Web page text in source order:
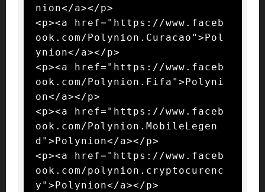
nion</a></p>
<p><a href="https://www.faceb
ook.com/Polynion.Curacao">Pol
ynion</a></p>
<p><a href="https://www.faceb
ook.com/Polynion.Fifa">Polyni
on</a></p>
<p><a href="https://www.faceb
ook.com/Polynion.MobileLegen
d">Polynion</a></p>
<p><a href="https://www.faceb
ook.com/polynion.cryptocurenc
y">Polynion</a></p>